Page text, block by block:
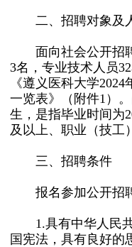
二、招聘对象及
面向社会公开招聘
3名，专业技术人员
《遵义医科大学
一览表》（附件1）
生，是指毕业时间为
及以上、职业（技工
三、招聘条件
报名参加公开招聘
1.具有中华人民共
国宪法，具有良好的